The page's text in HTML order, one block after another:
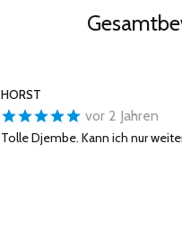
HORST
vor 2 Jahren
Tolle Djembe. Kann ich nur